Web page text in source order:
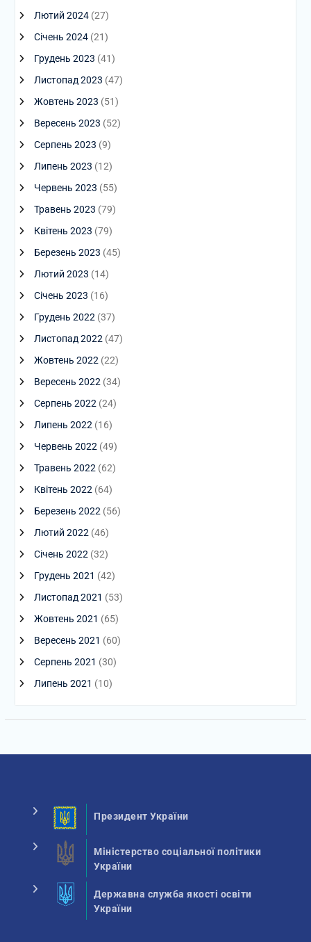
Лютий 2024(27)
Січень 2024(21)
Грудень 2023 (41)
Листопад 2023 (47)
Жовтень 2023 (51)
Вересень 2023 (52)
Серпень 2023 (9)
Липень 2023 (12)
Червень 2023 (55)
Травень 2023 (79)
Квітень 2023 (79)
Березень 2023 (45)
Лютий 2023 (14)
Січень 2023 (16)
Грудень 2022 (37)
Листопад 2022 (47)
Жовтень 2022 (22)
Вересень 2022 (34)
Серпень 2022 (24)
Липень 2022 (16)
Червень 2022 (49)
Травень 2022 (62)
Квітень 2022 (64)
Березень 2022 (56)
Лютий 2022 (46)
Січень 2022 (32)
Грудень 2021 (42)
Листопад 2021 (53)
Жовтень 2021 (65)
Вересень 2021 (60)
Серпень 2021 (30)
Липень 2021 (10)
Президент України
Міністерство соціальної політики
України
Державна служба якості освіти
України